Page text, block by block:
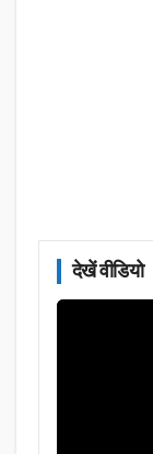
देखें वीडियो